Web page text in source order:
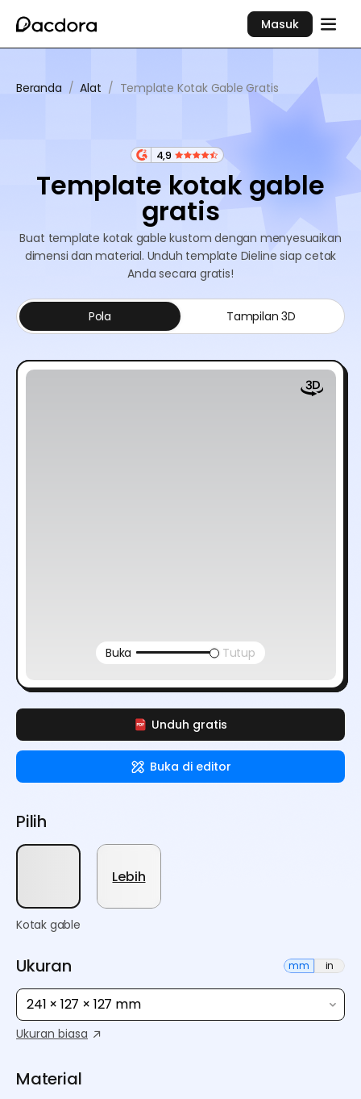
Masuk
Beranda / Alat / Template Kotak Gable Gratis
4,9
Template kotak gable
gratis
Buat template kotak gable kustom dengan menyesuaikan
dimensi dan material. Unduh template Dieline siap cetak
Anda secara gratis!
Unduh gratis
Buka di editor
Pola Tampilan 3D
Buka Tutup
Pilih
Kotak gable
Lebih
Ukuran mm in
241 × 127 × 127 mm
Ukuran biasa
Material